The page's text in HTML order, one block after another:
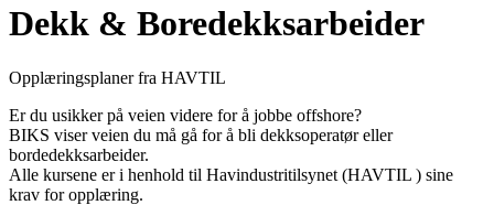
Dekk & Boredekksarbeider
Opplæringsplaner fra HAVTIL
Er du usikker på veien videre for å jobbe offshore?
BIKS viser veien du må gå for å bli dekksoperatør eller
bordedekksarbeider.
Alle kursene er i henhold til Havindustritilsynet (HAVTIL ) sine
krav for opplæring.